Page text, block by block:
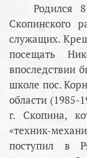
Родился
Скопинского
служащих.
посещать
впоследствии
школе пос.
области (1985-
г. Скопина,
«техник-
поступил в